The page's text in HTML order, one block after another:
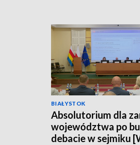
BIAŁYSTOK
Absolutorium dla
województwa po
debacie w sejmiku